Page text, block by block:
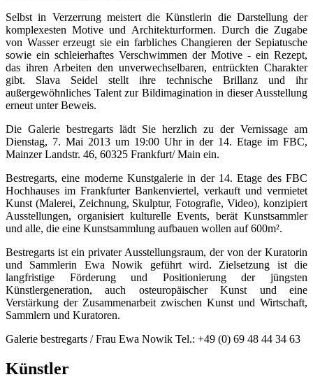
Selbst in Verzerrung meistert die Künstlerin die Darstellung der
komplexesten Motive und Architekturformen. Durch die Zugabe
von Wasser erzeugt sie ein farbliches Changieren der Sepiatusche
sowie ein schleierhaftes Verschwimmen der Motive - ein Rezept,
das ihren Arbeiten den unverwechselbaren, entrückten Charakter
gibt. Slava Seidel stellt ihre technische Brillanz und ihr
außergewöhnliches Talent zur Bildimagination in dieser Ausstellung
erneut unter Beweis.
Die Galerie bestregarts lädt Sie herzlich zu der Vernissage am
Dienstag, 7. Mai 2013 um 19:00 Uhr in der 14. Etage im FBC,
Mainzer Landstr. 46, 60325 Frankfurt/ Main ein.
Bestregarts, eine moderne Kunstgalerie in der 14. Etage des FBC
Hochhauses im Frankfurter Bankenviertel, verkauft und vermietet
Kunst (Malerei, Zeichnung, Skulptur, Fotografie, Video), konzipiert
Ausstellungen, organisiert kulturelle Events, berät Kunstsammler
und alle, die eine Kunstsammlung aufbauen wollen auf 600m².
Bestregarts ist ein privater Ausstellungsraum, der von der Kuratorin
und Sammlerin Ewa Nowik geführt wird. Zielsetzung ist die
langfristige Förderung und Positionierung der jüngsten
Künstlergeneration, auch osteuropäischer Kunst und eine
Verstärkung der Zusammenarbeit zwischen Kunst und Wirtschaft,
Sammlern und Kuratoren.
Galerie bestregarts / Frau Ewa Nowik Tel.: +49 (0) 69 48 44 34 63
Künstler